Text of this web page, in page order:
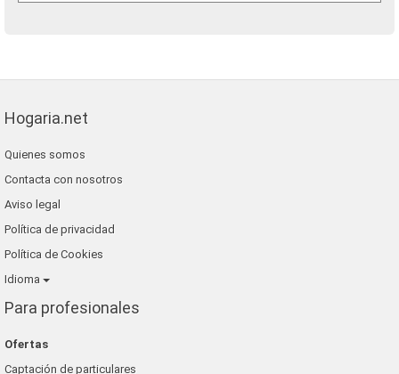
Hogaria.net
Quienes somos
Contacta con nosotros
Aviso legal
Política de privacidad
Política de Cookies
Idioma
Para profesionales
Ofertas
Captación de particulares